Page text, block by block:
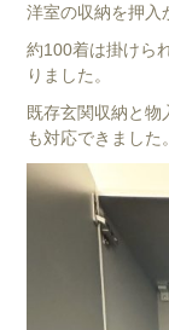
洋室の収納を押入
約100着は掛けら
りました。
既存玄関収納と物
も対応できました。